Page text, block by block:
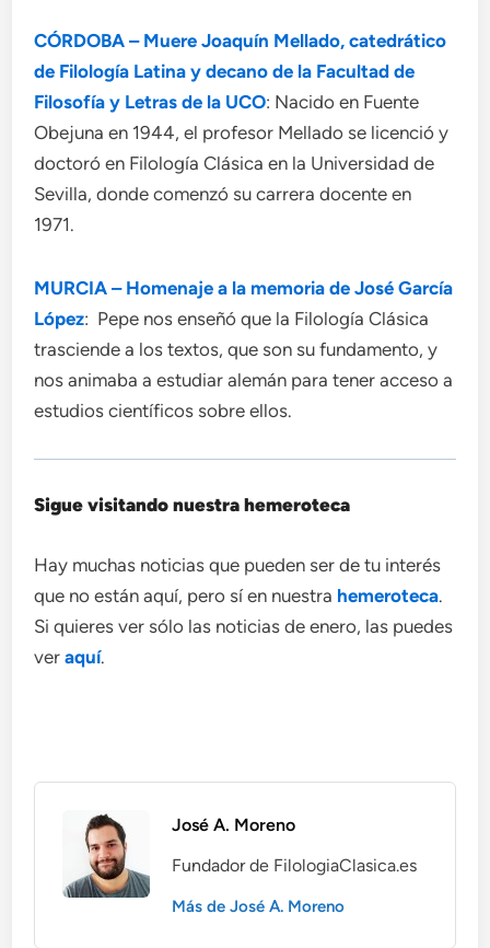
CÓRDOBA – Muere Joaquín Mellado, catedrático
de Filología Latina y decano de la Facultad de
Filosofía y Letras de la UCO: Nacido en Fuente
Obejuna en 1944, el profesor Mellado se licenció y
doctoró en Filología Clásica en la Universidad de
Sevilla, donde comenzó su carrera docente en
1971.
MURCIA – Homenaje a la memoria de José García
López: Pepe nos enseñó que la Filología Clásica
trasciende a los textos, que son su fundamento, y
nos animaba a estudiar alemán para tener acceso a
estudios científicos sobre ellos.
Sigue visitando nuestra hemeroteca
Hay muchas noticias que pueden ser de tu interés
que no están aquí, pero sí en nuestra hemeroteca.
Si quieres ver sólo las noticias de enero, las puedes
veraquí.
José A. Moreno
Fundador de FilologiaClasica.es
Más de José A. Moreno